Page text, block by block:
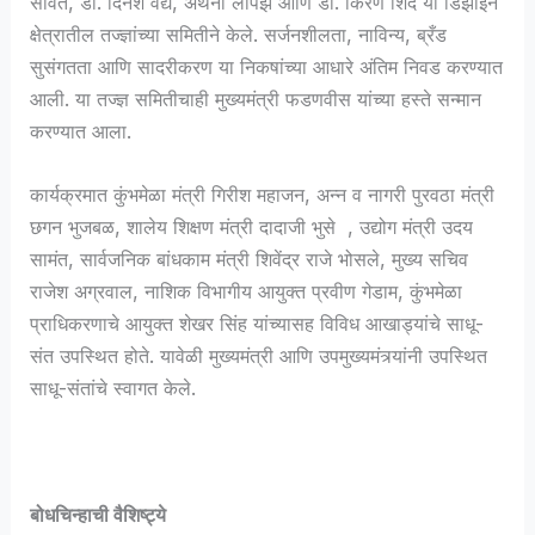
क्षेत्रातील तज्ज्ञांच्या समितीने केले. सर्जनशीलता, नाविन्य, ब्रँड
सुसंगतता आणि सादरीकरण या निकषांच्या आधारे अंतिम निवड करण्यात
आली. या तज्ज्ञ समितीचाही मुख्यमंत्री फडणवीस यांच्या हस्ते सन्मान
करण्यात आला.
कार्यक्रमात कुंभमेळा मंत्री गिरीश महाजन, अन्न व नागरी पुरवठा मंत्री
छगन भुजबळ, शालेय शिक्षण मंत्री दादाजी भुसे , उद्योग मंत्री उदय
सामंत, सार्वजनिक बांधकाम मंत्री शिवेंद्र राजे भोसले, मुख्य सचिव
राजेश अग्रवाल, नाशिक विभागीय आयुक्त प्रवीण गेडाम, कुंभमेळा
प्राधिकरणाचे आयुक्त शेखर सिंह यांच्यासह विविध आखाड्यांचे साधू-
संत उपस्थित होते. यावेळी मुख्यमंत्री आणि उपमुख्यमंत्र्यांनी उपस्थित
साधू-संतांचे स्वागत केले.
बोधचिन्हाची वैशिष्ट्ये